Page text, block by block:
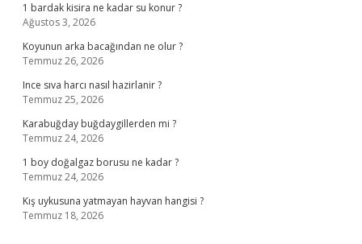
1 bardak kisira ne kadar su konur ?
Ağustos 3, 2026
Koyunun arka bacağından ne olur ?
Temmuz 26, 2026
Ince sıva harcı nasıl hazirlanir ?
Temmuz 25, 2026
Karabuğday buğdaygillerden mi ?
Temmuz 24, 2026
1 boy doğalgaz borusu ne kadar ?
Temmuz 24, 2026
Kış uykusuna yatmayan hayvan hangisi ?
Temmuz 18, 2026